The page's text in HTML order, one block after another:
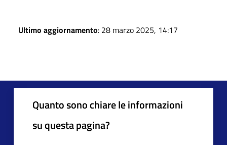
Ultimo aggiornamento: 28 marzo 2025, 14:17
Quanto sono chiare le informazioni
su questa pagina?